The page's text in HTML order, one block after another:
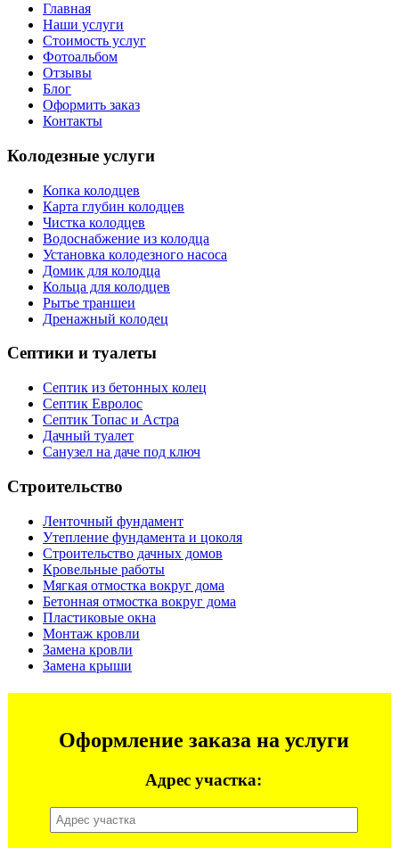
Главная
Наши услуги
Стоимость услуг
Фотоальбом
Отзывы
Блог
Оформить заказ
Контакты
Колодезные услуги
Копка колодцев
Карта глубин колодцев
Чистка колодцев
Водоснабжение из колодца
Установка колодезного насоса
Домик для колодца
Кольца для колодцев
Рытье траншеи
Дренажный колодец
Септики и туалеты
Септик из бетонных колец
Септик Евролос
Септик Топас и Астра
Дачный туалет
Санузел на даче под ключ
Строительство
Ленточный фундамент
Утепление фундамента и цоколя
Строительство дачных домов
Кровельные работы
Мягкая отмостка вокруг дома
Бетонная отмостка вокруг дома
Пластиковые окна
Монтаж кровли
Замена кровли
Замена крыши
Оформление заказа на услуги
Адрес участка: